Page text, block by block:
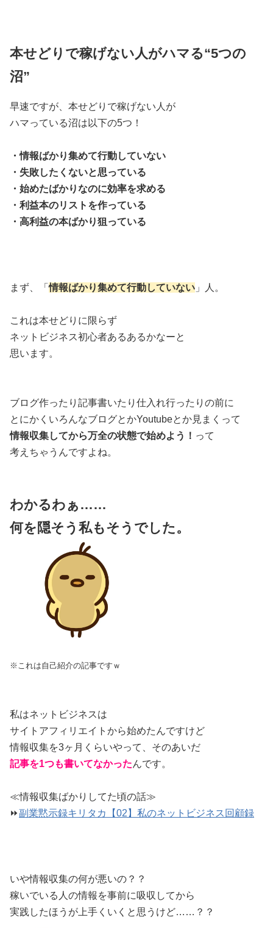
本せどりで稼げない人がハマる“5つの
沼”
早速ですが、本せどりで稼げない人が
ハマっている沼は以下の5つ！
・情報ばかり集めて行動していない
・失敗したくないと思っている
・始めたばかりなのに効率を求める
・利益本のリストを作っている
・高利益の本ばかり狙っている
まず、「情報ばかり集めて行動していない 」人。
これは本せどりに限らず
ネットビジネス初心者あるあるかなーと
思います。
ブログ作ったり記事書いたり仕入れ行ったりの前に
とにかくいろんなブログとかYoutubeとか見まくって
情報収集してから万全の状態で始めよう！ って
考えちゃうんですよね。
わかるわぁ……
何を隠そう私もそうでした。
※これは自己紹介の記事ですｗ
私はネットビジネスは
サイトアフィリエイトから始めたんですけど
情報収集を3ヶ月くらいやって、そのあいだ
記事を1つも書いてなかったんです。
≪情報収集ばかりしてた頃の話≫
⏩副業黙示録キリタカ【02】私のネットビジネス回顧録
いや情報収集の何が悪いの？？
稼いでいる人の情報を事前に吸収してから
実践したほうが上手くいくと思うけど……？？